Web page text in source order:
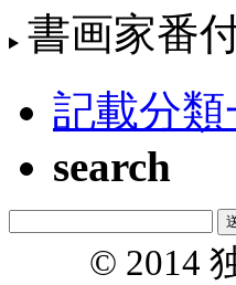
書画家番
記載分類
search
© 2014